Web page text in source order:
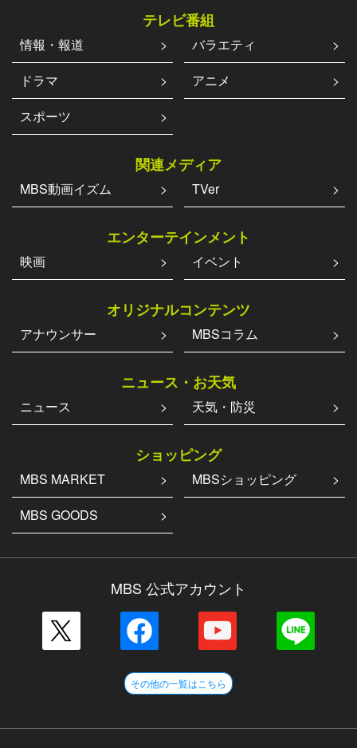
テレビ番組
情報・報道
バラエティ
ドラマ
アニメ
スポーツ
関連メディア
MBS動画イズム TVer
エンターテインメント
映画 イベント
オリジナルコンテンツ
アナウンサー MBSコラム
ニュース・お天気
ニュース 天気・防災
ショッピング
MBS MARKET
MBSショッピング
MBS GOODS
MBS 公式アカウント
その他の一覧はこちら